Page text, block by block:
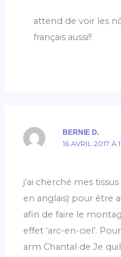
attend de voir les
français aussi!!
BERNIE D.
16 AVRIL 2017 À
j’ai cherché mes
en anglais) pour être
afin de faire le
effet ‘arc-en-ciel’.
arm Chantal de Je